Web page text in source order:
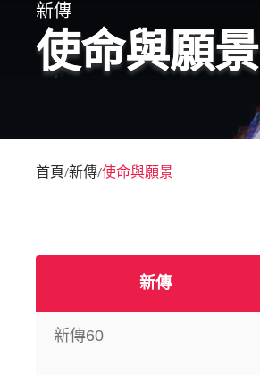
新傳
使命與願景
首頁/新傳/使命與願景
新傳
新傳60